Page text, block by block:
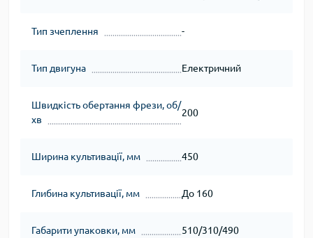
Тип зчеплення -
Тип двигуна Електричний
Швидкість обертання фрези, об/
хв
200
Ширина культивації, мм 450
Глибина культивації, мм До 160
Габарити упаковки, мм 510/310/490